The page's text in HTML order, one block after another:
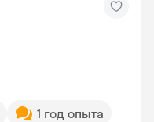
1 год опыта